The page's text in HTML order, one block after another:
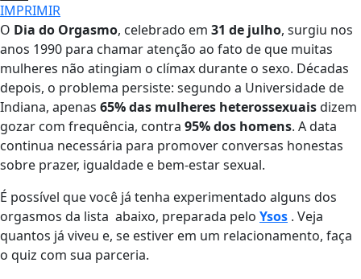
IMPRIMIR
O Dia do Orgasmo, celebrado em 31 de julho, surgiu nos
anos 1990 para chamar atenção ao fato de que muitas
mulheres não atingiam o clímax durante o sexo. Décadas
depois, o problema persiste: segundo a Universidade de
Indiana, apenas 65% das mulheres heterossexuaisdizem
gozar com frequência, contra 95% dos homens. A data
continua necessária para promover conversas honestas
sobre prazer, igualdade e bem-estar sexual.
É possível que você já tenha experimentado alguns dos
orgasmos da lista abaixo, preparada pelo Ysos . Veja
quantos já viveu e, se estiver em um relacionamento, faça
o quiz com sua parceria.